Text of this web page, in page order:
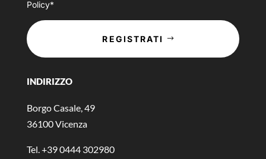
Policy*
REGISTRATI
INDIRIZZO
Borgo Casale, 49
36100 Vicenza
Tel. +39 0444 302980